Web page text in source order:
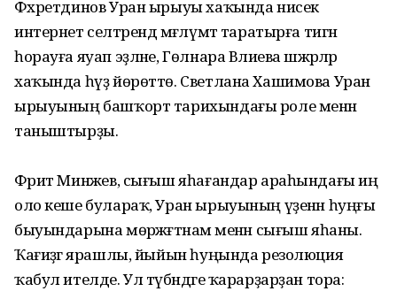
Фәхретдинов Уран ырыуы хаҡында нисек
интернет селтәрендә мәғлүмәт таратырға тигән
һорауға яуап эҙләне, Гөлнара Вәлиева шәжәрәләр
хаҡында һүҙ йөрөттө. Светлана Хашимова Уран
ырыуының башҡорт тарихындағы роле менән
таныштырҙы.
Фәрит Минәжев, сығыш яһағандар араһындағы иң
оло кеше булараҡ, Уран ырыуының үҙенән һуңғы
быуындарына мөрәжәғәтнамә менән сығыш яһаны.
Ҡағиҙәгә ярашлы, йыйын һуңында резолюция
ҡабул ителде. Ул түбәндәге ҡарарҙарҙан тора: